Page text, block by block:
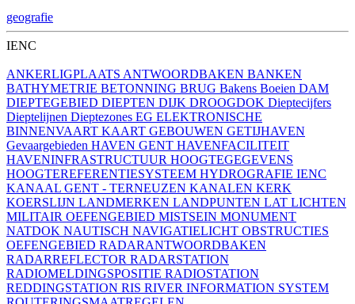
geografie
IENC
ANKERLIGPLAATS ANTWOORDBAKEN BANKEN
BATHYMETRIE BETONNING BRUG Bakens Boeien DAM
DIEPTEGEBIED DIEPTEN DIJK DROOGDOK Dieptecijfers
Dieptelijnen Dieptezones EG ELEKTRONISCHE
BINNENVAART KAART GEBOUWEN GETIJHAVEN
Gevaargebieden HAVEN GENT HAVENFACILITEIT
HAVENINFRASTRUCTUUR HOOGTEGEGEVENS
HOOGTEREFERENTIESYSTEEM HYDROGRAFIE IENC
KANAAL GENT - TERNEUZEN KANALEN KERK
KOERSLIJN LANDMERKEN LANDPUNTEN LAT LICHTEN
MILITAIR OEFENGEBIED MISTSEIN MONUMENT
NATDOK NAUTISCH NAVIGATIELICHT OBSTRUCTIES
OEFENGEBIED RADARANTWOORDBAKEN
RADARREFLECTOR RADARSTATION
RADIOMELDINGSPOSITIE RADIOSTATION
REDDINGSTATION RIS RIVER INFORMATION SYSTEM